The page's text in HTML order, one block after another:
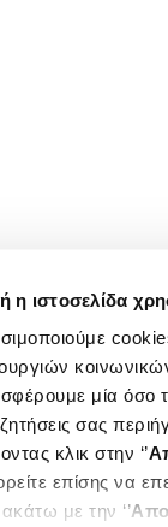
η ιστοσελίδα
μία όσο
σας
κλικ στην ‘’
επίσης να
με την ‘’